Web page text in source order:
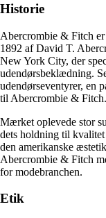
Historie
Abercrombie & Fitch
1892 af David T.
New York City, der
udendørsbeklædning.
udendørseventyrer, en
til Abercrombie & Fitch.
Mærket oplevede stor
dets holdning til
den amerikanske
Abercrombie & Fitch
for modebranchen.
Etik